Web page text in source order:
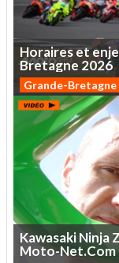
Horaireset
Bretagne 2026
Grande-Bretagne
KawasakiNinja
Moto-Net.Com